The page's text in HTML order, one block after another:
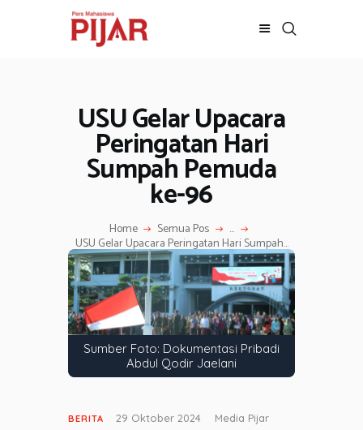
USU Gelar Upacara
Peringatan Hari
Sumpah Pemuda
ke-96
Home Semua Pos ...
USU Gelar Upacara Peringatan Hari Sumpah...
BERITA
ADVERTORIAL
SOSOK
GALERI
JALAN-JALAN
GAYA HIDUP
OLAHRAGA
OPINI
Sumber Foto: Dokumentasi Pribadi
Abdul Qodir Jaelani
BERITA 29 Oktober 2024 Media Pijar